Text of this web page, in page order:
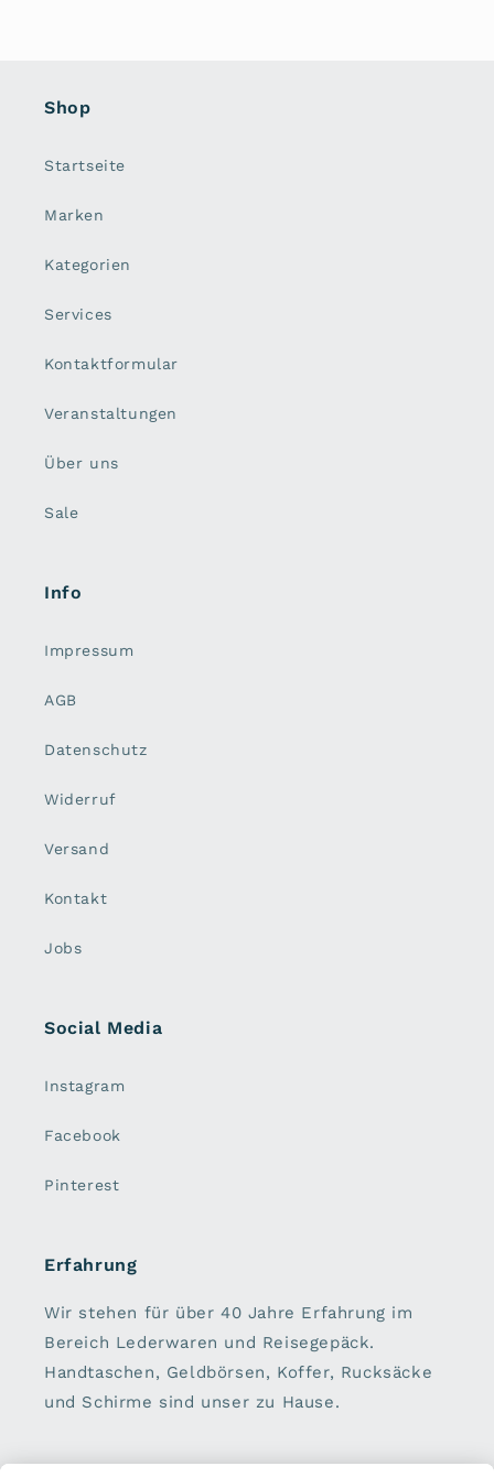
Shop
Startseite
Marken
Kategorien
Services
Kontaktformular
Veranstaltungen
Über uns
Sale
Info
Impressum
AGB
Datenschutz
Widerruf
Versand
Kontakt
Jobs
Social Media
Instagram
Facebook
Pinterest
Erfahrung
Wir stehen für über 40 Jahre Erfahrung im
Bereich Lederwaren und Reisegepäck.
Handtaschen, Geldbörsen, Koffer, Rucksäcke
und Schirme sind unser zu Hause.